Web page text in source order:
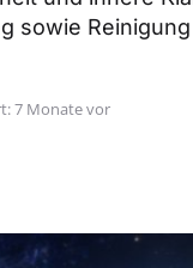
sowie
7 Monate vor